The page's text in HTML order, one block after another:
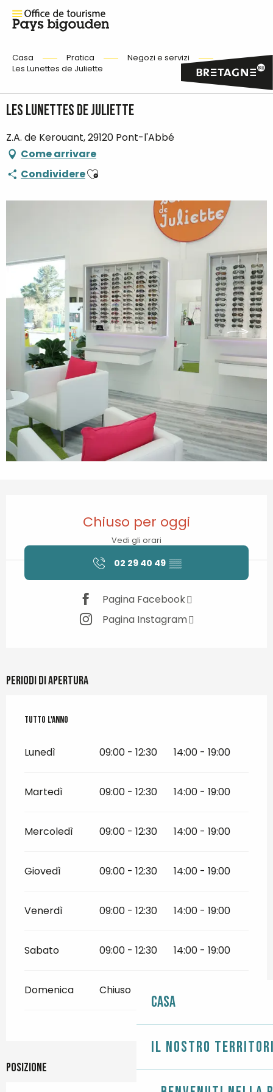
Casa
Il nostro
Casa Pratica
Negozi e servizi
Les Lunettes de Juliette
Les Lunettes de Juliette
Z.A. de Kerouant, 29120 Pont-l'Abbé
Come arrivare
CondividereAjouter aux favoris
Chiuso per oggi
Vedi gli orari
02 29 40 49 ▒▒
Pagina Facebook
Pagina Instagram
Periodi di apertura
Tutto l'anno
Tutto l'anno
Lunedì 09:00 - 12:30 14:00 - 19:00
Martedì 09:00 - 12:30 14:00 - 19:00
Mercoledì 09:00 - 12:30 14:00 - 19:00
Giovedì 09:00 - 12:30 14:00 - 19:00
Venerdì 09:00 - 12:30 14:00 - 19:00
Sabato 09:00 - 12:30 14:00 - 19:00
Domenica Chiuso
Posizione